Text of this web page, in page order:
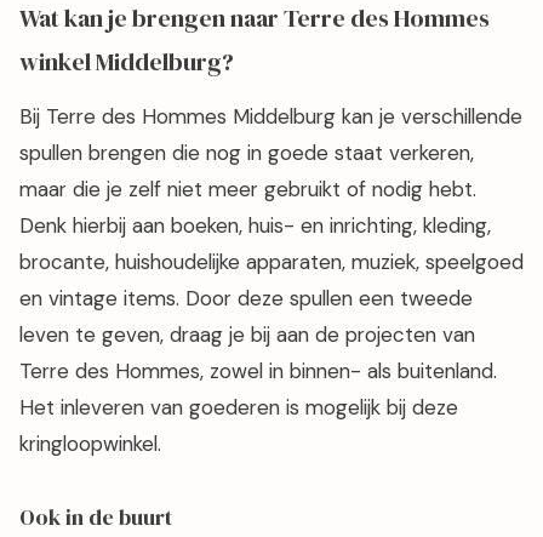
Wat kan je brengen naar Terre des Hommes
winkel Middelburg?
Bij Terre des Hommes Middelburg kan je verschillende
spullen brengen die nog in goede staat verkeren,
maar die je zelf niet meer gebruikt of nodig hebt.
Denk hierbij aan boeken, huis- en inrichting, kleding,
brocante, huishoudelijke apparaten, muziek, speelgoed
en vintage items. Door deze spullen een tweede
leven te geven, draag je bij aan de projecten van
Terre des Hommes, zowel in binnen- als buitenland.
Het inleveren van goederen is mogelijk bij deze
kringloopwinkel.
Ook in de buurt